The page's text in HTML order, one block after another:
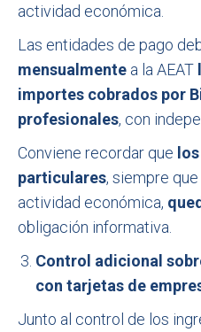
actividad económica.
Las entidades de pago
mensualmente a la AEAT
importes cobrados por
profesionales, con
Conviene recordar que
particulares, siempre
actividad económica,
obligación informativa.
Control adicional
con tarjetas de
Junto al control de los